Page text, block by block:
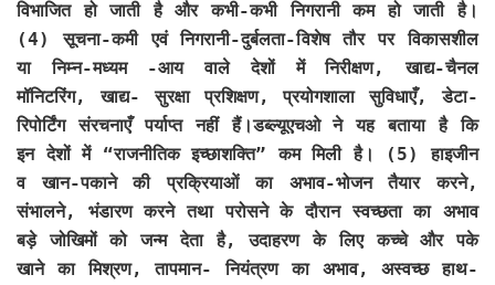
विभाजित हो जाती है और कभी-कभी निगरानी कम हो जाती है।
(4) सूचना-कमी एवं निगरानी-दुर्बलता-विशेष तौर पर विकासशील
या निम्न-मध्यम -आय वाले देशों में निरीक्षण, खाद्य-चैनल
मॉनिटरिंग, खाद्य- सुरक्षा प्रशिक्षण, प्रयोगशाला सुविधाएँ, डेटा-
रिपोर्टिंग संरचनाएँ पर्याप्त नहीं हैं।डब्ल्यूएचओ ने यह बताया है कि
इन देशों में “राजनीतिक इच्छाशक्ति” कम मिली है। (5) हाइजीन
व खान-पकाने की प्रक्रियाओं का अभाव-भोजन तैयार करने,
संभालने, भंडारण करने तथा परोसने के दौरान स्वच्छता का अभाव
बड़े जोखिमों को जन्म देता है, उदाहरण के लिए कच्चे और पके
खाने का मिश्रण, तापमान- नियंत्रण का अभाव, अस्वच्छ हाथ-